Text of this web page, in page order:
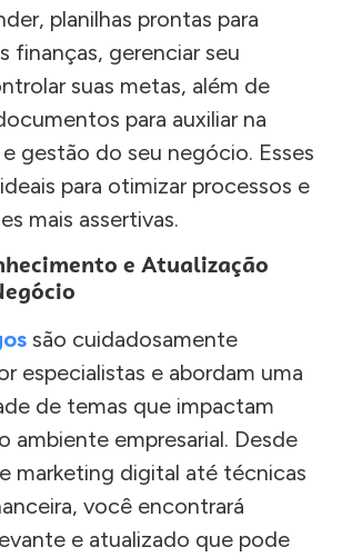
planilhas prontas para
finanças, gerenciar seu
suas metas, além de
para auxiliar na
gestão do seu negócio. Esses
para otimizar processos e
mais assertivas.
e Atualização
são cuidadosamente
especialistas e abordam uma
de temas que impactam
ambiente empresarial. Desde
marketing digital até técnicas
você encontrará
e atualizado que pode